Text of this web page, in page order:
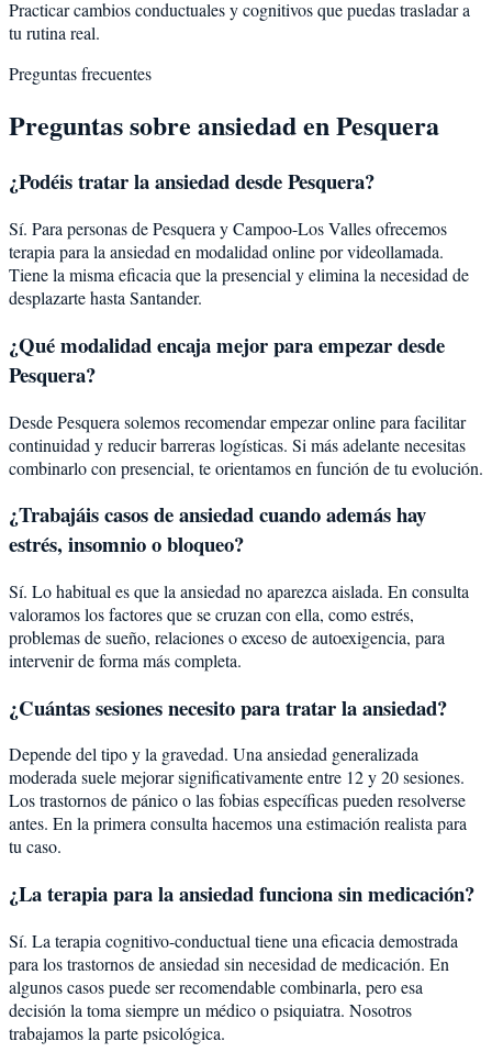
Practicar cambios conductuales y cognitivos que puedas trasladar a
tu rutina real.
Preguntas frecuentes
Preguntas sobre ansiedadenPesquera
¿Podéis tratar laansiedaddesdePesquera?
Sí. Para personas de Pesquera y Campoo-Los Valles ofrecemos
terapia para la ansiedad en modalidad online por videollamada.
Tiene la misma eficacia que la presencial y elimina la necesidad de
desplazarte hasta Santander.
¿Qué modalidad encaja mejor para empezar desde
Pesquera?
Desde Pesquera solemos recomendar empezar online para facilitar
continuidad y reducir barreras logísticas. Si más adelante necesitas
combinarlo con presencial, te orientamos en función de tu evolución.
¿Trabajáis casos de ansiedad cuando además hay
estrés, insomnio o bloqueo?
Sí. Lo habitual es que la ansiedad no aparezca aislada. En consulta
valoramos los factores que se cruzan con ella, como estrés,
problemas de sueño, relaciones o exceso de autoexigencia, para
intervenir de forma más completa.
¿Cuántas sesiones necesito para tratar la ansiedad?
Depende del tipo y la gravedad. Una ansiedad generalizada
moderada suele mejorar significativamente entre 12 y 20 sesiones.
Los trastornos de pánico o las fobias específicas pueden resolverse
antes. En la primera consulta hacemos una estimación realista para
tu caso.
¿La terapia para la ansiedad funciona sin medicación?
Sí. La terapia cognitivo-conductual tiene una eficacia demostrada
para los trastornos de ansiedad sin necesidad de medicación. En
algunos casos puede ser recomendable combinarla, pero esa
decisión la toma siempre un médico o psiquiatra. Nosotros
trabajamos la parte psicológica.